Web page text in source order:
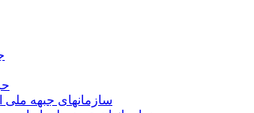
-
- سازمانهای جبهه ملی